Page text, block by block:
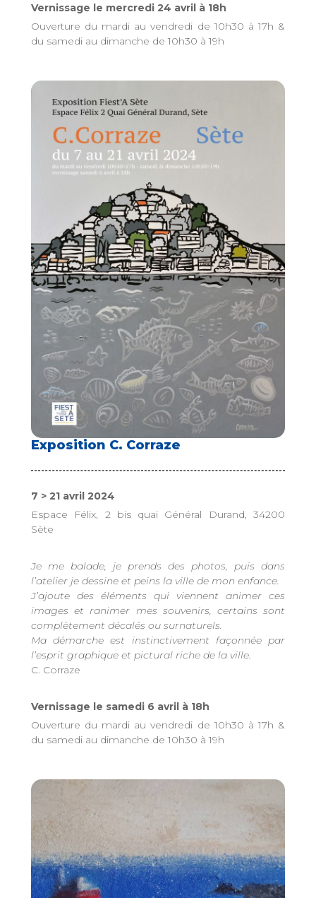
Vernissage le mercredi 24 avril à 18h
Ouverture du mardi au vendredi de 10h30 à 17h &
du samedi au dimanche de 10h30 à 19h
Exposition C. Corraze
7 > 21 avril 2024
Espace Félix, 2 bis quai Général Durand, 34200
Sète
Je me balade, je prends des photos, puis dans
l’atelier je dessine et peins la ville de mon enfance.
J’ajoute des éléments qui viennent animer ces
images et ranimer mes souvenirs, certains sont
complètement décalés ou surnaturels.
Ma démarche est instinctivement façonnée par
l’esprit graphique et pictural riche de la ville.
C. Corraze
Vernissage le samedi 6 avril à 18h
Ouverture du mardi au vendredi de 10h30 à 17h &
du samedi au dimanche de 10h30 à 19h